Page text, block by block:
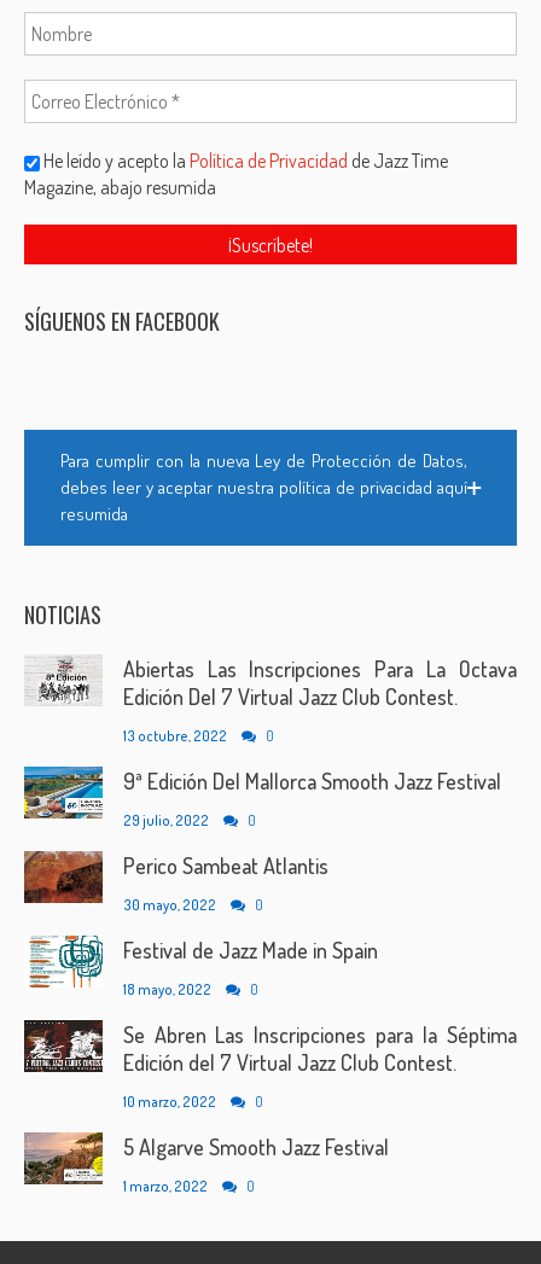
He leído y acepto laPolítica de Privacidad de Jazz Time
Magazine, abajo resumida
SÍGUENOS EN FACEBOOK
Para cumplir con la nueva Ley de Protección de Datos,
debes leer y aceptar nuestra política de privacidad aquí
resumida
NOTICIAS
Abiertas Las Inscripciones Para La Octava
Edición Del 7 Virtual Jazz Club Contest.
13 octubre, 2022 0
9ª Edición Del Mallorca Smooth Jazz Festival
29 julio, 2022 0
Perico Sambeat Atlantis
30 mayo, 2022 0
Festival de Jazz Made in Spain
18 mayo, 2022 0
Se Abren Las Inscripciones para la Séptima
Edición del 7 Virtual Jazz Club Contest.
10 marzo, 2022 0
5 Algarve Smooth Jazz Festival
1 marzo, 2022 0